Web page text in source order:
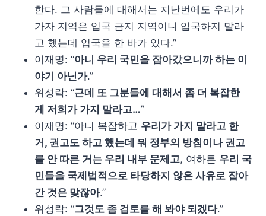
한다. 그 사람들에 대해서는 지난번에도 우리가
가자 지역은 입국 금지 지역이니 입국하지 말라
고 했는데 입국을 한 바가 있다.”
이재명: “아니 우리 국민을 잡아갔으니까 하는 이
야기 아닌가.”
위성락: “근데 또 그분들에 대해서 좀 더 복잡한
게 저희가 가지 말라고…”
이재명: “아니 복잡하고 우리가 가지 말라고 한
거, 권고도 하고 했는데 뭐 정부의 방침이나 권고
를 안 따른 거는 우리 내부 문제고, 여하튼 우리 국
민들을 국제법적으로 타당하지 않은 사유로 잡아
간 것은 맞잖아.”
위성락: “그것도 좀 검토를 해 봐야 되겠다.”